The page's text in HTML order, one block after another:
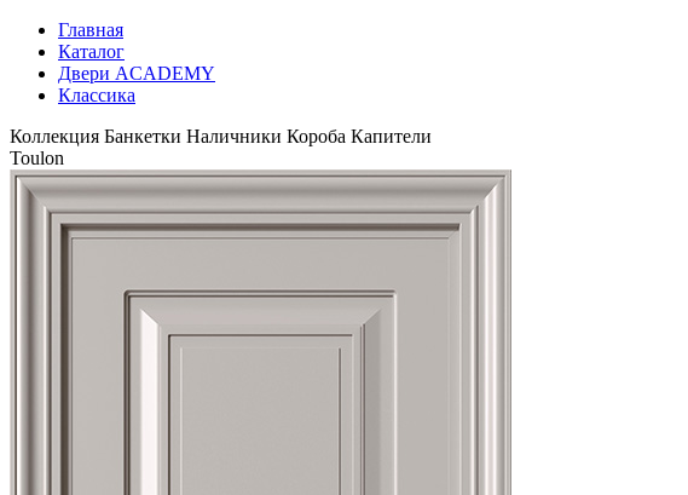
Главная
Каталог
Двери ACADEMY
Классика
Коллекция Банкетки Наличники Короба Капители
Toulon